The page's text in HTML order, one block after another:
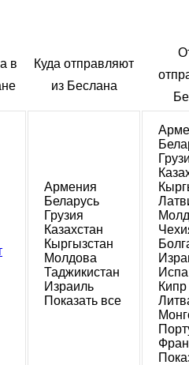
в
Куда отправляют
из Беслана
Армения
Беларусь
Грузия
Казахстан
Кыргызстан
Молдова
Таджикистан
Израиль
Показать все
Кипр